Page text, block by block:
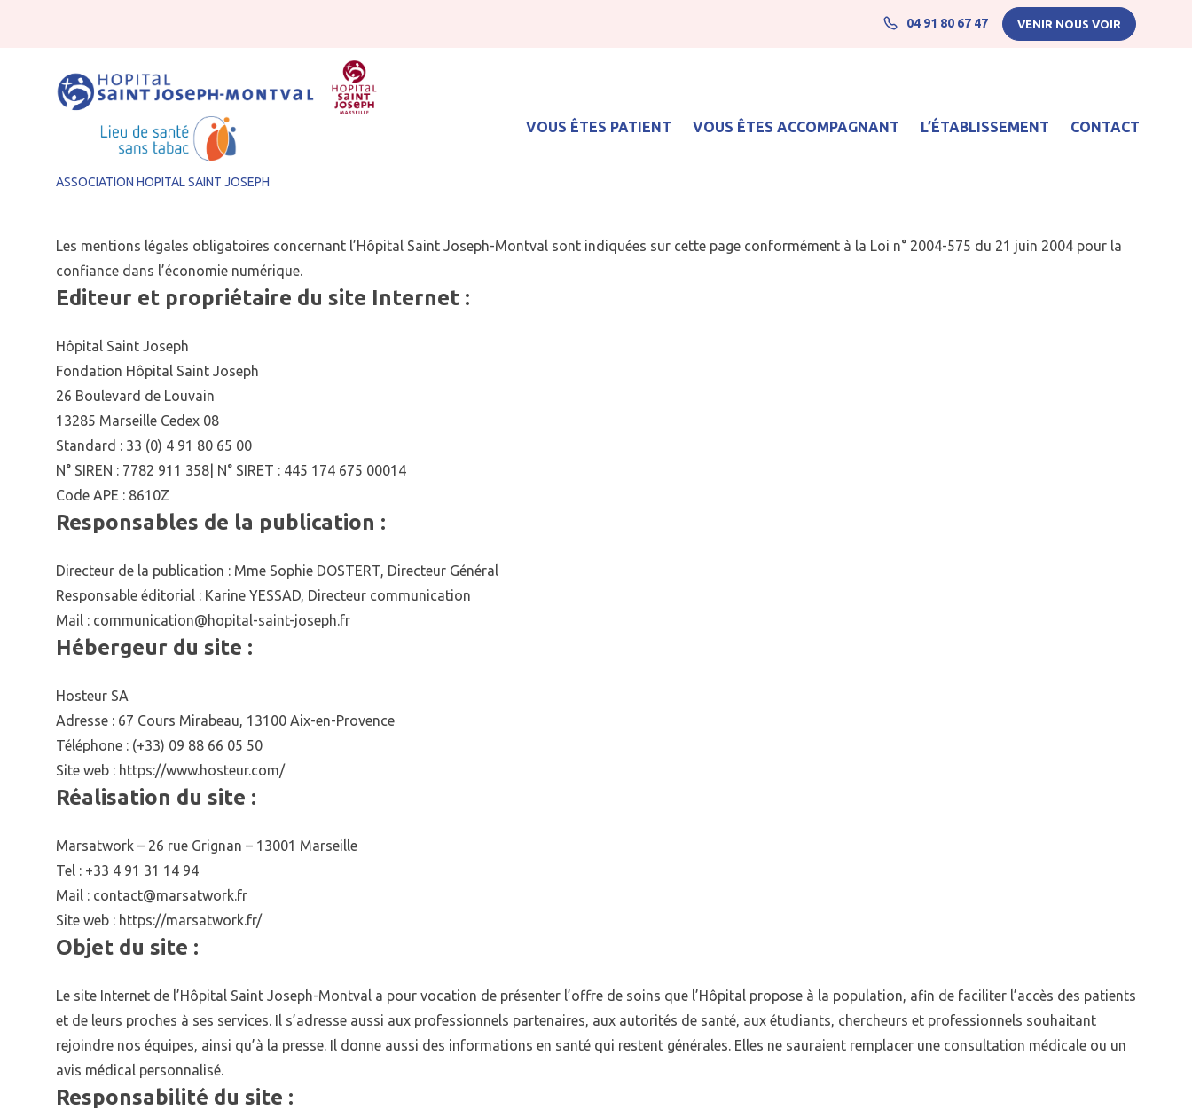
04 91 80 67 47 VENIR NOUS VOIR
ASSOCIATION HOPITAL SAINT JOSEPH
VOUS ÊTES PATIENT VOUS ÊTES ACCOMPAGNANT L’ÉTABLISSEMENT CONTACT
Les mentions légales obligatoires concernant l’Hôpital Saint Joseph-Montval sont indiquées sur cette page conformément à la Loi n° 2004-575 du 21 juin 2004 pour la
confiance dans l’économie numérique.
Editeur et propriétaire du site Internet :
Hôpital Saint Joseph
Fondation Hôpital Saint Joseph
26 Boulevard de Louvain
13285 Marseille Cedex 08
Standard : 33 (0) 4 91 80 65 00
N° SIREN : 7782 911 358| N° SIRET : 445 174 675 00014
Code APE : 8610Z
Responsables de la publication :
Directeur de la publication : Mme Sophie DOSTERT, Directeur Général
Responsable éditorial : Karine YESSAD, Directeur communication
Mail : communication@hopital-saint-joseph.fr
Hébergeur du site :
Hosteur SA
Adresse : 67 Cours Mirabeau, 13100 Aix-en-Provence
Téléphone : (+33) 09 88 66 05 50
Site web : https://www.hosteur.com/
Réalisation du site :
Marsatwork – 26 rue Grignan – 13001 Marseille
Tel : +33 4 91 31 14 94
Mail : contact@marsatwork.fr
Site web : https://marsatwork.fr/
Objet du site :
Le site Internet de l’Hôpital Saint Joseph-Montval a pour vocation de présenter l’offre de soins que l’Hôpital propose à la population, afin de faciliter l’accès des patients
et de leurs proches à ses services. Il s’adresse aussi aux professionnels partenaires, aux autorités de santé, aux étudiants, chercheurs et professionnels souhaitant
rejoindre nos équipes, ainsi qu’à la presse. Il donne aussi des informations en santé qui restent générales. Elles ne sauraient remplacer une consultation médicale ou un
avis médical personnalisé.
Responsabilité du site :